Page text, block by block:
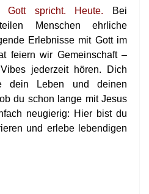
Gott spricht. Heute. Bei
Menschen ehrliche
Erlebnisse mit Gott im
feiern wir Gemeinschaft –
jederzeit hören. Dich
dein Leben und deinen
du schon lange mit Jesus
neugierig: Hier bist du
und erlebe lebendigen